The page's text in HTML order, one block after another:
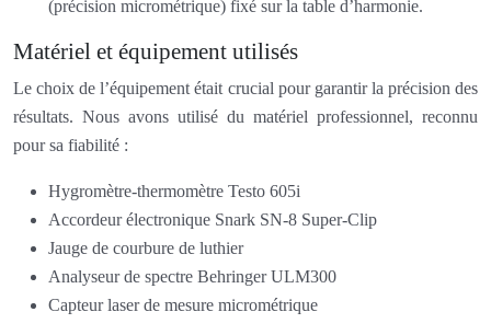
(précision micrométrique) fixé sur la table d’harmonie.
Matériel et équipement utilisés
Le choix de l’équipement était crucial pour garantir la précision des
résultats. Nous avons utilisé du matériel professionnel, reconnu
pour sa fiabilité :
Hygromètre-thermomètre Testo 605i
Accordeur électronique Snark SN-8 Super-Clip
Jauge de courbure de luthier
Analyseur de spectre Behringer ULM300
Capteur laser de mesure micrométrique